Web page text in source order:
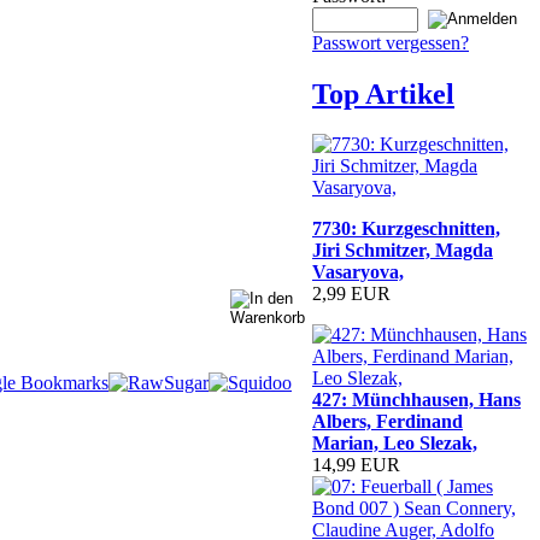
Passwort vergessen?
Top Artikel
7730: Kurzgeschnitten,
Jiri Schmitzer, Magda
Vasaryova,
2,99 EUR
427: Münchhausen, Hans
Albers, Ferdinand
Marian, Leo Slezak,
14,99 EUR